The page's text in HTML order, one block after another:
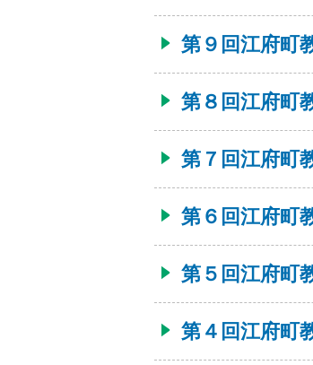
第９回江府町
第８回江府町
第７回江府町
第６回江府町
第５回江府町
第４回江府町